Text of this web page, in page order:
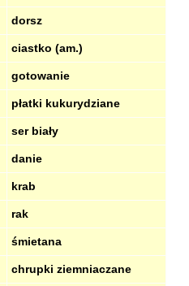
dorsz
ciastko (am.)
gotowanie
płatki kukurydziane
ser biały
danie
krab
rak
śmietana
chrupki ziemniaczane